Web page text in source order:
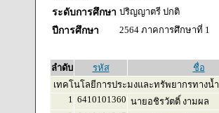
ระดับการศึกษา ปริญญาตรี ปกติ
ปีการศึกษา
2564 ภาคการศึกษาที่ 1
ลำดับ
รหัส ชื่อ
เทคโนโลยีการประมงและทรัพยากรทางน้ำ
1 6410101360 นายอชิรวัตติ์ งามผล